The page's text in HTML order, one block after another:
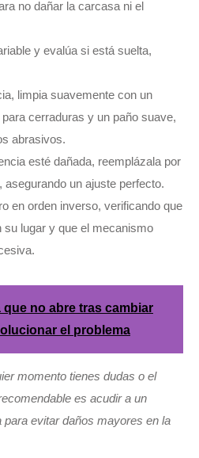
no dañar la carcasa ni el
y evalúa si está suelta,
limpia suavemente con un
cerraduras y un paño suave,
abrasivos.
esté dañada, reemplázala por
asegurando un ajuste perfecto.
en orden inverso, verificando que
su lugar y que el mecanismo
que no abre tras cambiar
el problema
momento tienes dudas o el
es acudir a un
evitar daños mayores en la